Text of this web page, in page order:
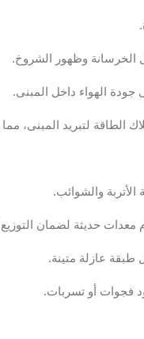
الخرسانة وظهور الشروخ.
الهواء داخل المبنى.
الطاقة لتبريد المبنى، مما
والشوائب.
معدات حديثة لضمان
عازلة متينة.
فجوات أو تسربات.